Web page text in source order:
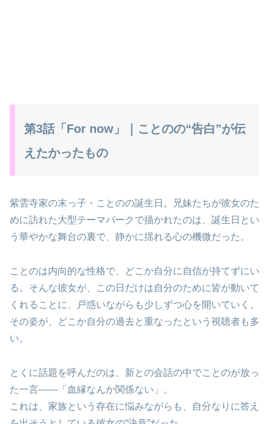
第3話「For now」｜ことのの“告白”が伝
えたかったもの
紫雲寺家の末っ子・ことのの誕生日。兄妹たちが彼女のた
めに訪れた大型テーマパークで描かれたのは、誕生日とい
う華やかな舞台の裏で、静かに揺れる心の機微だった。
ことのは内向的な性格で、どこか自分に自信が持てずにい
る。そんな彼女が、この日だけは自分のために皆が動いて
くれることに、戸惑いながらも少しずつ心を開いていく。
その姿が、どこか自分の過去と重なったという視聴者も多
い。
とくに話題を呼んだのは、新との会話の中でことのが放っ
た一言——「血縁なんか関係ない」。
これは、家族という存在に悩みながらも、自分なりに答え